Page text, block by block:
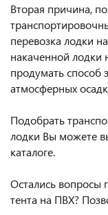
Вторая причина,
перевозка лодки
накаченной лодки
продумать способ
атмосферных
Подобрать
лодки Вы можете
каталоге.
Остались вопросы
тента на ПВХ?